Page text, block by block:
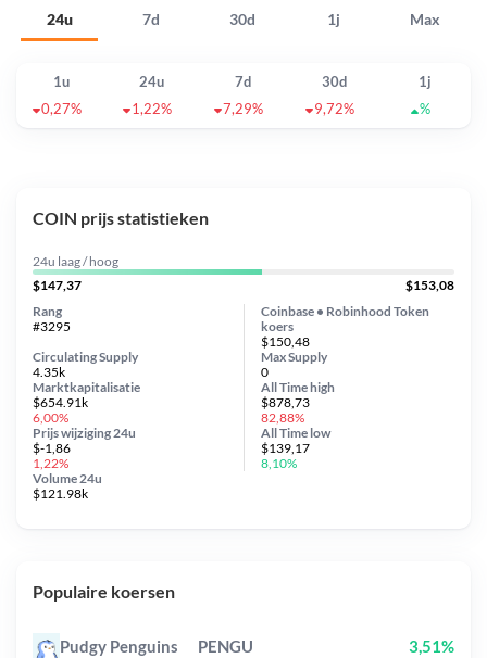
24u 7d 30d 1j Max
1u 24u 7d 30d
1j
0,27%
1,22% 7,29% 9,72% %
COIN prijs statistieken
24u laag / hoog
$147,37
$153,08
Coinbase • Robinhood Token
koers
$150,48
Circulating Supply
4.35k
Prijs wijziging 24u
$-1,86
1,22%
Max Supply
0
Marktkapitalisatie
$654.91k
6,00%
Volume 24u
$121.98k
Rang
#3295
All Timehigh
$878,73
82,88%
All Time low
$139,17
8,10%
Populaire koersen
Pudgy Penguins PENGU 3,51%